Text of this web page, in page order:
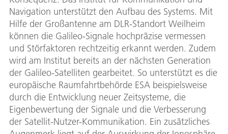
Navigation unterstützt den Aufbau des Systems. Mit
Hilfe der Großantenne am DLR-Standort Weilheim
können die Galileo-Signale hochpräzise vermessen
und Störfaktoren rechtzeitig erkannt werden. Zudem
wird am Institut bereits an der nächsten Generation
der Galileo-Satelliten gearbeitet. So unterstützt es die
europäische Raumfahrtbehörde ESA beispielsweise
durch die Entwicklung neuer Zeitsysteme, die
Eigenbewertung der Signale und die Verbesserung
der Satellit-Nutzer-Kommunikation. Ein zusätzliches